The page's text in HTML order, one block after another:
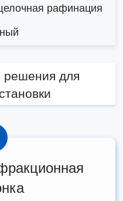
рафинация
для